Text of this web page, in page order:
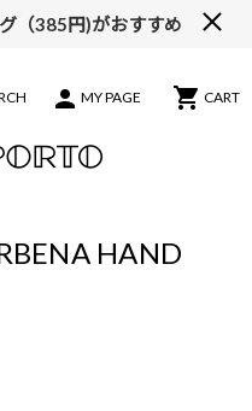
（385円)がおすすめ
MY PAGE CART
HAND